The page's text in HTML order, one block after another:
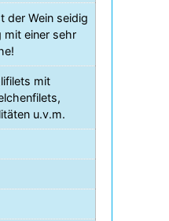
der Wein seidig
mit einer sehr
mit
u.v.m.